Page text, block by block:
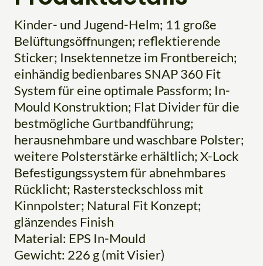
Kinder- und Jugend-Helm; 11 große
Belüftungsöffnungen; reflektierende
Sticker; Insektennetze im Frontbereich;
einhändig bedienbares SNAP 360 Fit
System für eine optimale Passform; In-
Mould Konstruktion; Flat Divider für die
bestmögliche Gurtbandführung;
herausnehmbare und waschbare Polster;
weitere Polsterstärke erhältlich; X-Lock
Befestigungssystem für abnehmbares
Rücklicht; Rastersteckschloss mit
Kinnpolster; Natural Fit Konzept;
glänzendes Finish
Material: EPS In-Mould
Gewicht: 226 g (mit Visier)